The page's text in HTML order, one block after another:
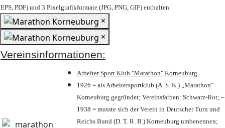
EPS, PDF) und 3 Pixelgrafikformate (JPG, PNG, GIF) enthalten.
×
×
Vereinsinformationen:
Arbeiter Sport Klub "Marathon" Korneuburg
1926 = als Arbeitersportklub (A. S. K.) „Marathon“
Korneuburg gegründet; Vereinsfarben: Schwarz-Rot; –
1938 = musste sich der Verein in Deutscher Turn und
Reichs Bund (D. T. R. B.) Korneuburg umbenennen;